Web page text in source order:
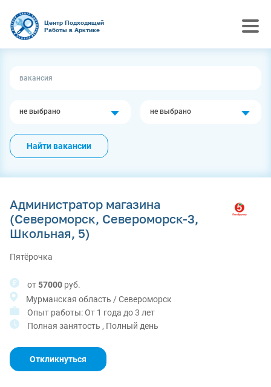
Центр Подходящей
Работы в Арктике
не выбрано не выбрано
Найти вакансии
Администратор магазина
(Североморск, Североморск-3,
Школьная, 5)
Пятёрочка
от57000 руб.
Мурманская область / Североморск
Опыт работы: От 1 года до 3 лет
Полная занятость , Полный день
Откликнуться